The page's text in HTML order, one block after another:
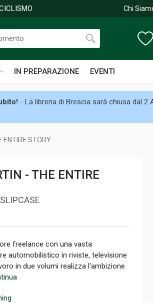
Chi
IN PREPARAZIONE EVENTI
- La libreria di Brescia sarà chiusa dal 2
ENTIRE STORY
- THE ENTIRE
freelance con una vasta
automobilistico in riviste, televisione
in due volumi realizza l'ambizione